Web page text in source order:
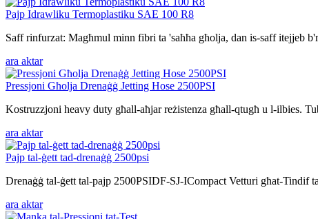
Pajp Idrawliku Termoplastiku SAE 100 R8
Saff rinfurzat: Magħmul minn fibri ta 'saħħa għolja, dan is-saff itejjeb
ara aktar
Pressjoni Għolja Drenaġġ Jetting Hose 2500PSI
Kostruzzjoni heavy duty għall-aħjar reżistenza għall-qtugħ u l-ilbies.
ara aktar
Pajp tal-ġett tad-drenaġġ 2500psi
Drenaġġ tal-ġett tal-pajp 2500PSIDF-SJ-ICompact Vetturi għat-Tindif
ara aktar